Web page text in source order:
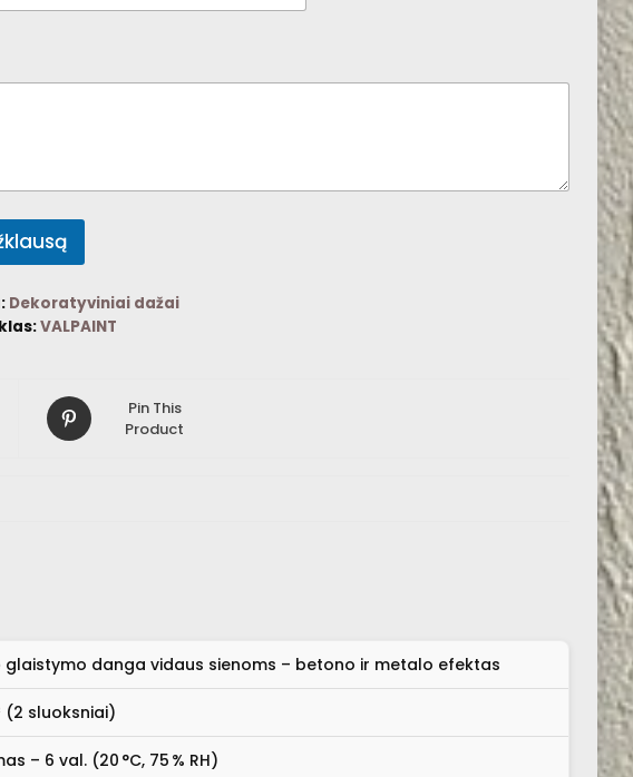
Dekoratyviniai dažai
VALPAINT
Pin This
Product
glaistymo danga vidaus sienoms – betono ir metalo efektas
(2 sluoksniai)
– 6 val. (20 °C, 75 % RH)